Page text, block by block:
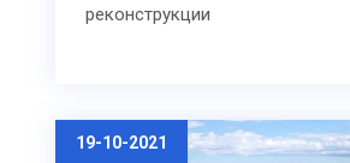
реконструкции
19-10-2021